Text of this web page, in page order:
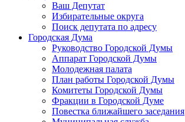
Ваш Депутат
Избирательные округа
Поиск депутата по адресу
Городская Дума
Руководство Городской Думы
Аппарат Городской Думы
Молодежная палата
План работы Городской Думы
Комитеты Городской Думы
Фракции в Городской Думе
Повестка ближайшего заседания